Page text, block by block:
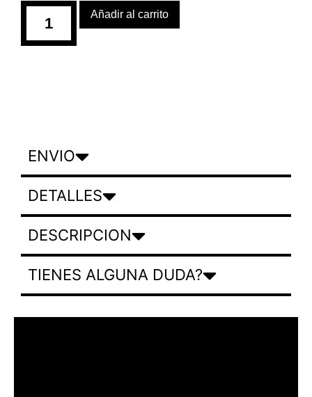
Añadir al carrito
ENVIO
DETALLES
DESCRIPCION
TIENES ALGUNA DUDA?